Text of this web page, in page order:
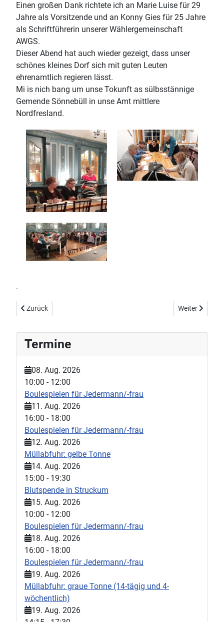
Einen großen Dank richtete ich an Marie Luise für 29
Jahre als Vorsitzende und an Konny Gies für 25 Jahre
als Schriftführerin unserer Wählergemeinschaft
AWGS.
Dieser Abend hat auch wieder gezeigt, dass unser
schönes kleines Dorf sich mit guten Leuten
ehrenamtlich regieren lässt.
Mi is nich bang um unse Tokunft as sülbsstännige
Gemende Sönnebüll in unse Amt mittlere
Nordfresland.
.
Vorheriger Beitrag: Endlich wieder Biikebrennen mit Bratwurst
Zurück Nächster
Weiter
Termine
08. Aug. 2026
10:00 - 12:00
Boulespielen für Jedermann/-frau
11. Aug. 2026
16:00 - 18:00
Boulespielen für Jedermann/-frau
12. Aug. 2026
Müllabfuhr: gelbe Tonne
14. Aug. 2026
15:00 - 19:30
Blutspende in Struckum
15. Aug. 2026
10:00 - 12:00
Boulespielen für Jedermann/-frau
18. Aug. 2026
16:00 - 18:00
Boulespielen für Jedermann/-frau
19. Aug. 2026
Müllabfuhr: graue Tonne (14-tägig und 4-
wöchentlich)
19. Aug. 2026